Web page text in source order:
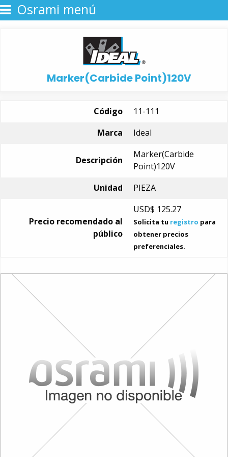
Osrami menú
Marker(Carbide Point)120V
Código
11-111
Marca
Ideal
Descripción
Marker(Carbide
Point)120V
Unidad
PIEZA
Precio recomendado al
público
USD$ 125.27
Solicita tu registro para
obtener precios
preferenciales.